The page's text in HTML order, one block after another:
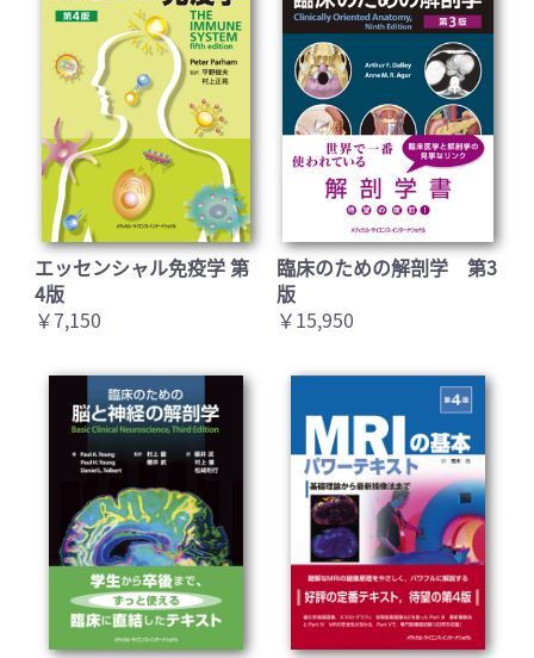
エッセンシャル免疫学 第
4版
￥7,150
臨床のための解剖学 第3
版
￥15,950